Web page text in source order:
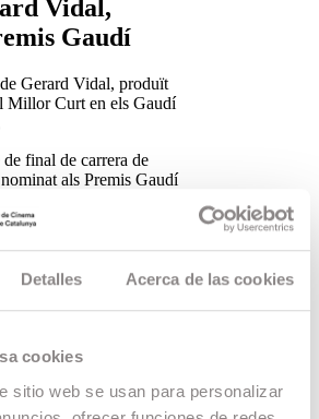
Detalles Acerca de las cookies
cookies
sitio web se usan para personalizar
Vidal,
Gaudí
Gerard Vidal, produït
Millor Curt en els Gaudí
final de carrera de
nominat als Premis Gaudí
de 100 festivals
i ha estat distingit amb
és una producció de
per graduats en la
africans tracten